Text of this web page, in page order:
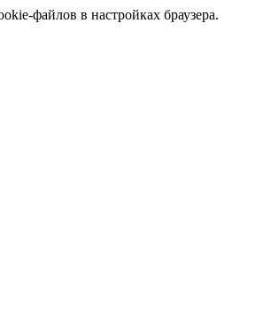
файлов в настройках браузера.